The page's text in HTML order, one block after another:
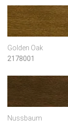
Golden Oak
2178001
Nussbaum